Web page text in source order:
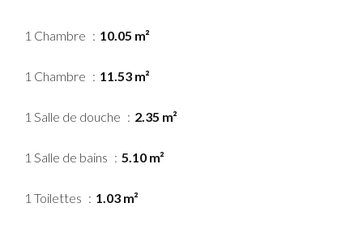
1 Chambre 10.05 m²
1 Chambre 11.53 m²
1 Salle de douche 2.35 m²
1 Salle de bains 5.10 m²
1 Toilettes 1.03 m²